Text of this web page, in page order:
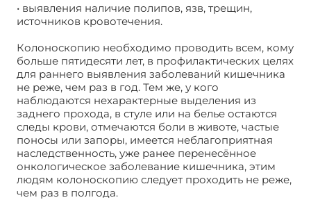
• выявления наличие полипов, язв, трещин,
источников кровотечения.
Колоноскопию необходимо проводить всем, кому
больше пятидесяти лет, в профилактических целях
для раннего выявления заболеваний кишечника
не реже, чем раз в год. Тем же, у кого
наблюдаются нехарактерные выделения из
заднего прохода, в стуле или на белье остаются
следы крови, отмечаются боли в животе, частые
поносы или запоры, имеется неблагоприятная
наследственность, уже ранее перенесённое
онкологическое заболевание кишечника, этим
людям колоноскопию следует проходить не реже,
чем раз в полгода.